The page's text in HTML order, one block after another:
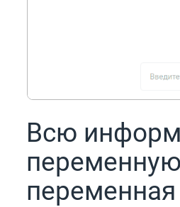
Всю
переменная